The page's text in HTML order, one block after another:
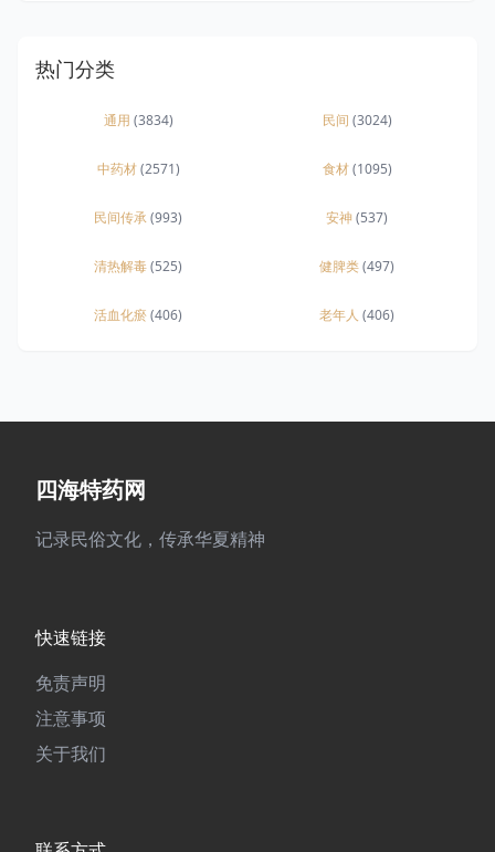
热门分类
通用 (3834) 民间 (3024)
中药材(2571) 食材(1095)
民间传承(993) 安神(537)
清热解毒(525) 健脾类(497)
活血化瘀(406) 老年人 (406)
四海特药网
记录民俗文化，传承华夏精神
快速链接
免责声明
注意事项
关于我们